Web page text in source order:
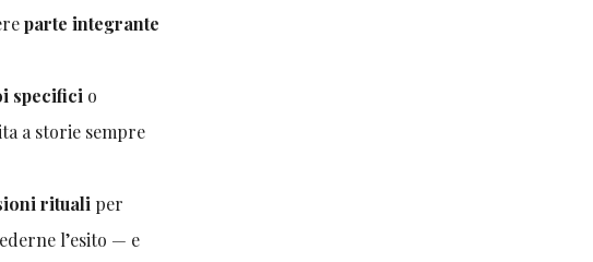
parte integrante
specifici o
a storie sempre
rituali per
l’esito — e